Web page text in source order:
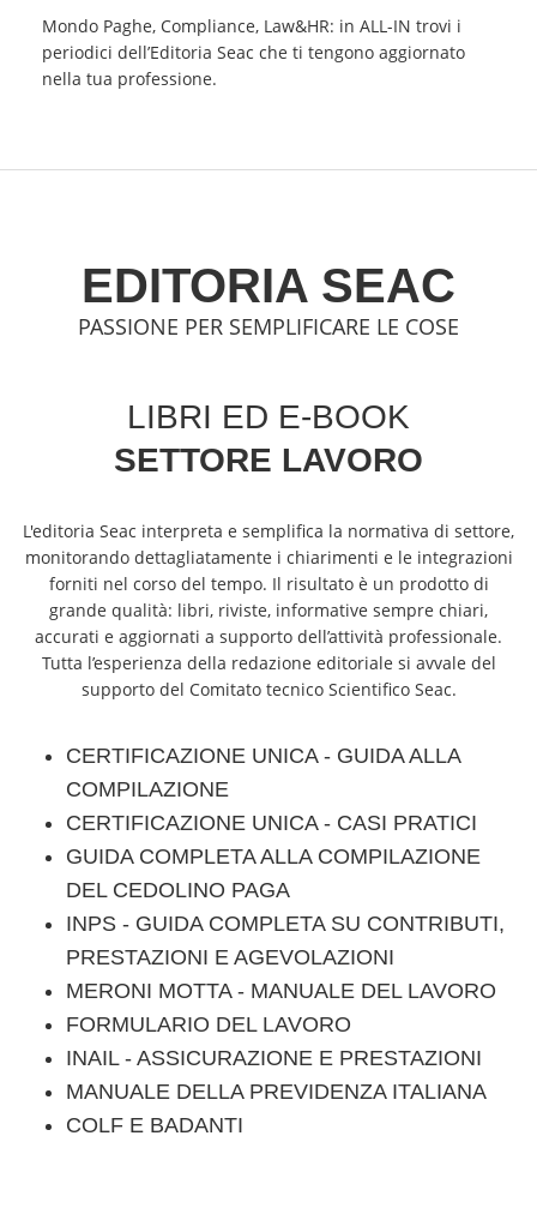
Mondo Paghe, Compliance, Law&HR: in ALL-IN trovi i
periodici dell’Editoria Seac che ti tengono aggiornato
nella tua professione.
EDITORIA SEAC
PASSIONE PER SEMPLIFICARE LE COSE
LIBRI ED E-BOOK
SETTORE LAVORO
L'editoria Seac interpreta e semplifica la normativa di settore,
monitorando dettagliatamente i chiarimenti e le integrazioni
forniti nel corso del tempo. Il risultato è un prodotto di
grande qualità: libri, riviste, informative sempre chiari,
accurati e aggiornati a supporto dell’attività professionale.
Tutta l’esperienza della redazione editoriale si avvale del
supporto del Comitato tecnico Scientifico Seac.
CERTIFICAZIONE UNICA - GUIDA ALLA
COMPILAZIONE
CERTIFICAZIONE UNICA - CASI PRATICI
GUIDA COMPLETA ALLA COMPILAZIONE
DEL CEDOLINO PAGA
INPS - GUIDA COMPLETA SU CONTRIBUTI,
PRESTAZIONI E AGEVOLAZIONI
MERONI MOTTA - MANUALE DEL LAVORO
FORMULARIO DEL LAVORO
INAIL - ASSICURAZIONE E PRESTAZIONI
MANUALE DELLA PREVIDENZA ITALIANA
COLF E BADANTI